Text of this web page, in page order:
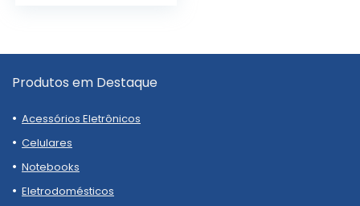
Produtos em Destaque
Acessórios Eletrônicos
Celulares
Notebooks
Eletrodomésticos